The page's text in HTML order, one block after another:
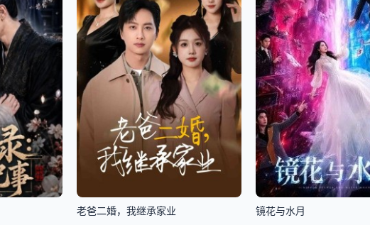
老爸二婚，我继承家业 镜花与水月